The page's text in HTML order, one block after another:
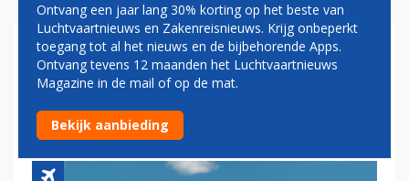
KLM VLIEGT NIET MEER OVER
PAKISTAN NA INDIASE
AANVALLEN
Ontvang een jaar lang 30% korting op het beste van
Luchtvaartnieuws en Zakenreisnieuws. Krijg onbeperkt
toegang tot al het nieuws en de bijbehorende Apps.
Ontvang tevens 12 maanden het Luchtvaartnieuws
Magazine in de mail of op de mat.
Bekijk aanbieding